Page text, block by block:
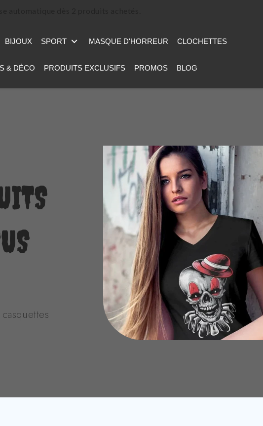
BIJOUX SPORT MASQUE D'HORREUR CLOCHETTES
& DÉCO PRODUITS EXCLUSIFS PROMOS BLOG